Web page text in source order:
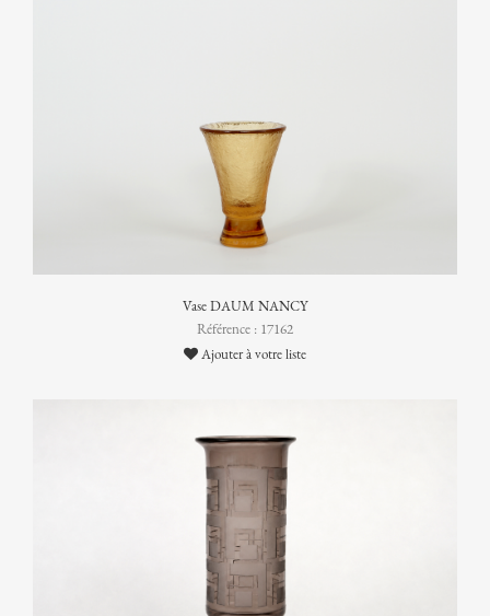
Vase DAUM NANCY
Référence : 17162
Ajouter à votre liste